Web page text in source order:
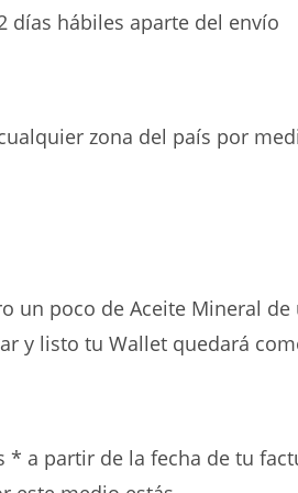
días hábiles aparte del envío
zona del país por
un poco de Aceite Mineral
y listo tu Wallet quedará
* a partir de la fecha de tu